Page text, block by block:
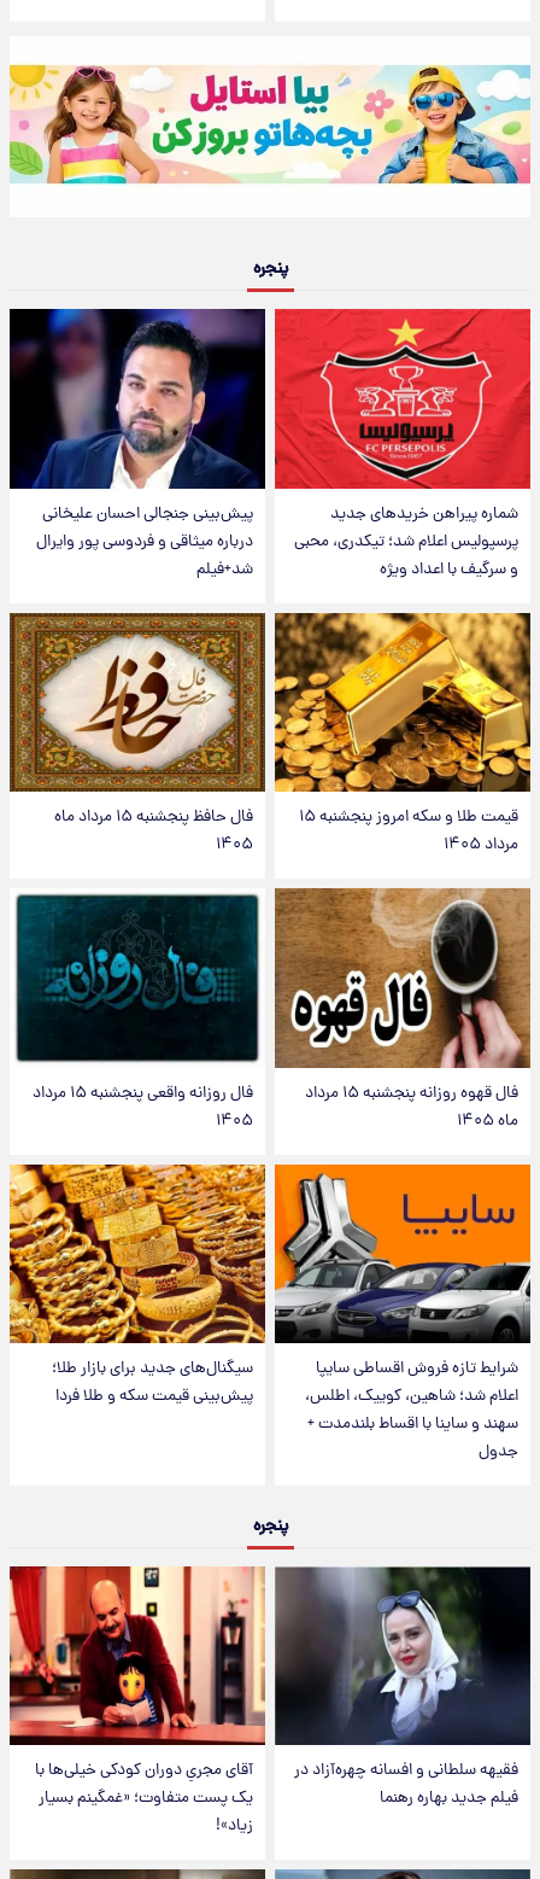
پنجره
شماره پیراهن خریدهای جدید
پرسپولیس اعلام شد؛ تیکدری، محبی
و سرگیف با اعداد ویژه
پیش‌بینی جنجالی احسان علیخانی
درباره میثاقی و فردوسی پور وایرال
شد+فیلم
قیمت طلا و سکه امروز پنجشنبه ۱۵
مرداد ۱۴۰۵
فال حافظ پنجشنبه ۱۵ مرداد ماه
۱۴۰۵
فال قهوه روزانه پنجشنبه ۱۵ مرداد
ماه ۱۴۰۵
فال روزانه واقعی پنجشنبه ۱۵ مرداد
۱۴۰۵
شرایط تازه فروش اقساطی سایپا
اعلام شد؛ شاهین، کوییک، اطلس،
سهند و ساینا با اقساط بلندمدت +
جدول
سیگنال‌های جدید برای بازار طلا؛
پیش‌بینی قیمت سکه و طلا فردا
پنجره
فقیهه سلطانی و افسانه چهره‌آزاد در
فیلم جدید بهاره رهنما
آقای مجریِ دوران کودکی خیلی‌ها با
یک پست متفاوت؛ «غمگینم بسیار
زیاد»!